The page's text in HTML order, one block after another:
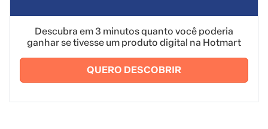
Descubra em 3 minutos quanto você poderia
ganhar se tivesse um produto digital na Hotmart
QUERO DESCOBRIR